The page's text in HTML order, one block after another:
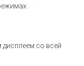
со всей